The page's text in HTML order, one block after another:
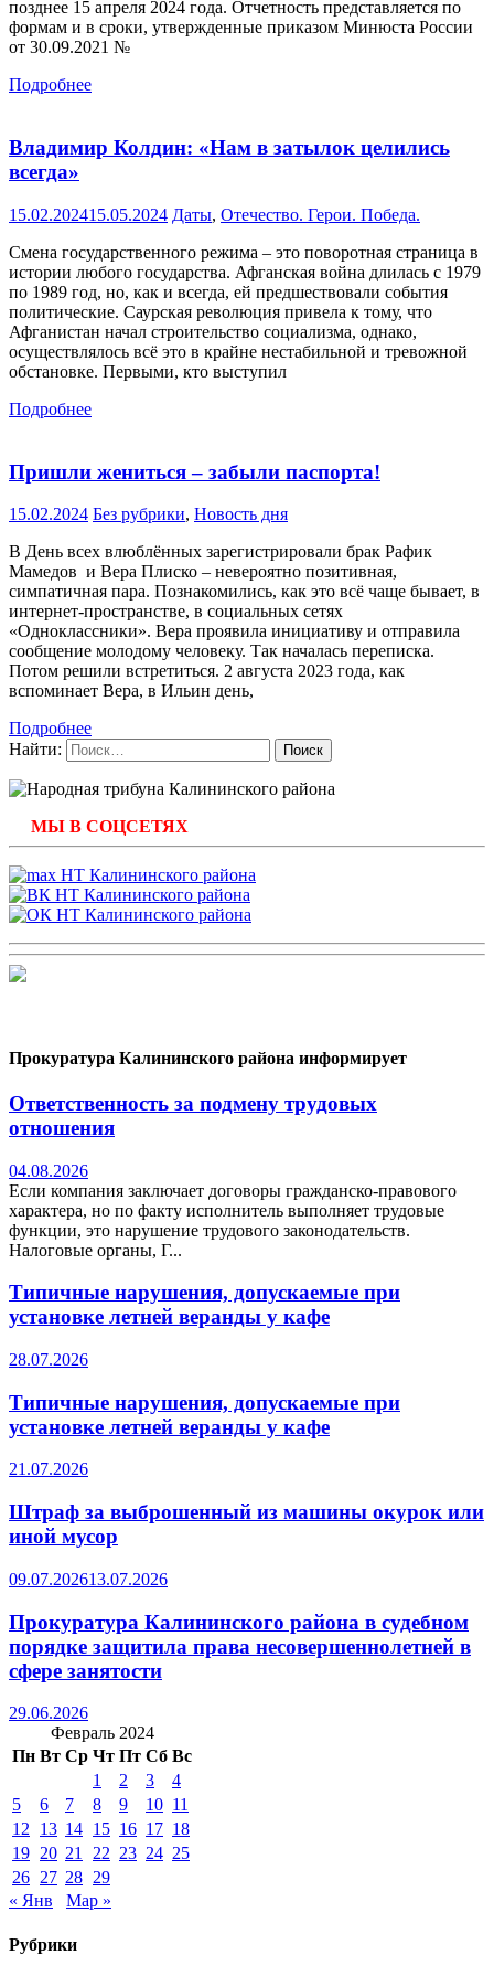
позднее 15 апреля 2024 года. Отчетность представляется по
формам и в сроки, утвержденные приказом Минюста России
от 30.09.2021 №
Подробнее
Владимир Колдин: «Нам в затылок целились
всегда»
15.02.202415.05.2024 Даты, Отечество. Герои. Победа.
Смена государственного режима – это поворотная страница в
истории любого государства. Афганская война длилась с 1979
по 1989 год, но, как и всегда, ей предшествовали события
политические. Саурская революция привела к тому, что
Афганистан начал строительство социализма, однако,
осуществлялось всё это в крайне нестабильной и тревожной
обстановке. Первыми, кто выступил
Подробнее
Пришли жениться – забыли паспорта!
15.02.2024 Без рубрики, Новость дня
В День всех влюблённых зарегистрировали брак Рафик
Мамедов и Вера Плиско – невероятно позитивная,
симпатичная пара. Познакомились, как это всё чаще бывает, в
интернет-пространстве, в социальных сетях
«Одноклассники». Вера проявила инициативу и отправила
сообщение молодому человеку. Так началась переписка.
Потом решили встретиться. 2 августа 2023 года, как
вспоминает Вера, в Ильин день,
Подробнее
Найти:
МЫ В СОЦСЕТЯХ
Прокуратура Калининского района информирует
Ответственность за подмену трудовых
отношения
04.08.2026
Если компания заключает договоры гражданско-правового
характера, но по факту исполнитель выполняет трудовые
функции, это нарушение трудового законодательств.
Налоговые органы, Г...
Типичные нарушения, допускаемые при
установке летней веранды у кафе
28.07.2026
Типичные нарушения, допускаемые при
установке летней веранды у кафе
21.07.2026
Штраф за выброшенный из машины окурок или
иной мусор
09.07.202613.07.2026
Прокуратура Калининского района в судебном
порядке защитила права несовершеннолетней в
сфере занятости
29.06.2026
Февраль 2024
Пн Вт Ср Чт Пт Сб Вс
1
2 3
4
5
6 7 8 9 10 11
12
13 14 15 16 17 18
19 20 21 22 23 24 25
26 27 28 29
« Янв
Мар »
Рубрики